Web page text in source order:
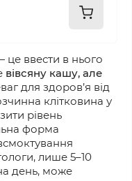
ввести в нього
вівсяну кашу, але
для здоров’я від
клітковина у
рівень
форма
лише 5–10
день, може